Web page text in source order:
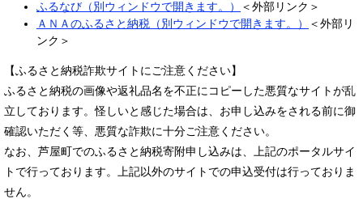
ふるなび（別ウィンドウで開きます。）
＜外部リンク＞
ＡＮＡのふるさと納税（別ウィンドウで開きます。）
＜外部リ
ンク＞
【ふるさと納税詐欺サイトにご注意ください】
ふるさと納税の画像や返礼品名を不正にコピーした悪質なサイトが乱
立しております。怪しいと感じた場合は、お申し込みをされる前に御
確認いただく等、悪質な詐欺に十分ご注意ください。
なお、芦屋町でのふるさと納税寄附申し込みは、上記のポータルサイ
トで行っております。上記以外のサイトでの申込受付は行っておりま
せん。